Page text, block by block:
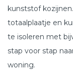
kunststof
totaalplaatje en
te isoleren met
stap voor stap
woning.